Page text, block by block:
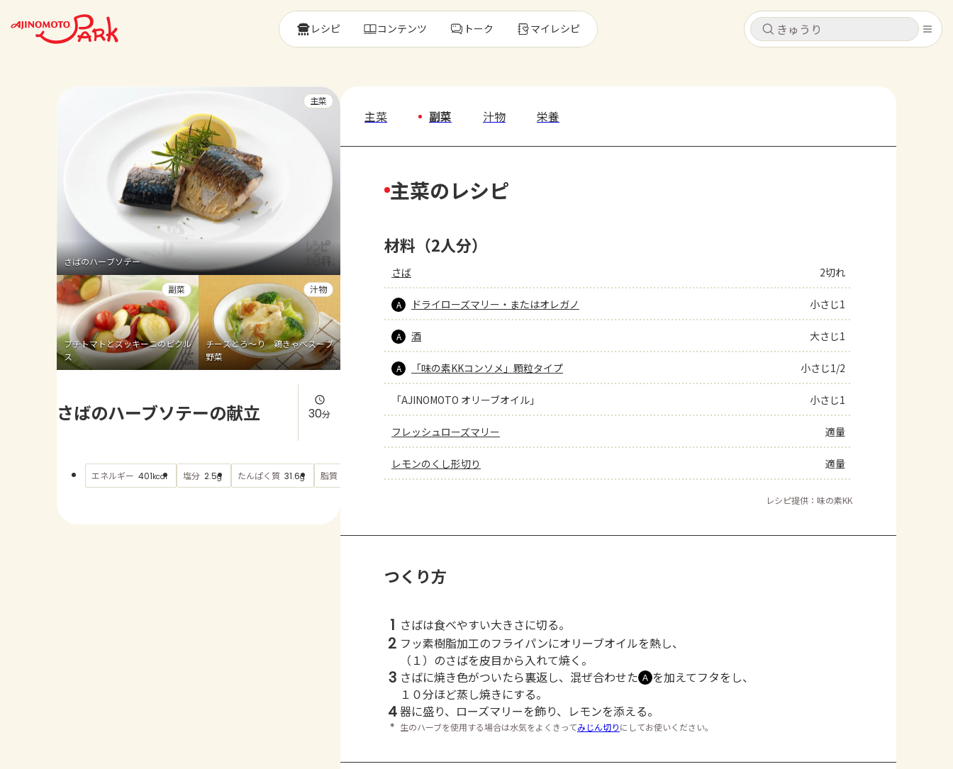
キャンセル
よくあるお問い合わせ
お買い物
キャンセル
レシピ コンテンツ トーク マイレシピ
さばのハーブソテー
主菜
プチトマトとズッキーニのピクル
ス
副菜
チーズとろ～り 鶏きゃべスープ
野菜
汁物
さばのハーブソテーの献立 30分
エネルギー 401kcal 塩分 2.5g たんぱく質 31.6g 脂質 もっと見る
主菜 副菜 汁物 栄養
主菜のレシピ
材料（2人分）
さば 2切れ
A ドライローズマリー・またはオレガノ 小さじ1
A 酒 大さじ1
A 「味の素KKコンソメ」顆粒タイプ 小さじ1/2
「AJINOMOTO オリーブオイル」 小さじ1
フレッシュローズマリー 適量
レモンのくし形切り 適量
レシピ提供：味の素KK
つくり方
1 さばは食べやすい大きさに切る。
2 フッ素樹脂加工のフライパンにオリーブオイルを熱し、
（１）のさばを皮目から入れて焼く。
3 さばに焼き色がついたら裏返し、混ぜ合わせた Ａ を加えてフタをし、
１０分ほど蒸し焼きにする。
4器に盛り、ローズマリーを飾り、レモンを添える。
＊ 生のハーブを使用する場合は水気をよくきってみじん切りにしてお使いください。